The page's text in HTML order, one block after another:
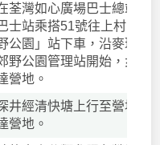
荃灣如心廣場巴士總站或
士站乘搭51號往上村巴士
公園」站下車，沿麥理浩
野公園管理站開始，步行
營地。
井經清快塘上行至營地，
營地。